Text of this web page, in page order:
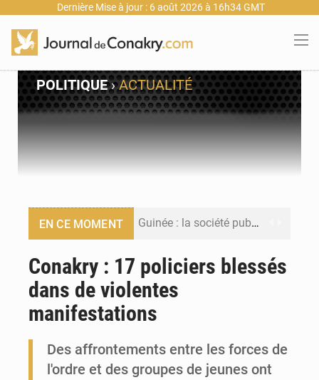
Dernière Mise à jour : 6 août 2026 à 16h34 GMT
POLITIQUE›ACTUALITÉ
EN CE MOMENT Guinée : la société publique Nimba Mining Company signe sa première convention minière
Forces Vives en Guinée : la coalition critique la gestion de Mamadi Doumbouya
Conakry : 17 policiers blessés
dans de violentes
manifestations
Des affrontements entre les forces de
l'ordre et des groupes de jeunes ont